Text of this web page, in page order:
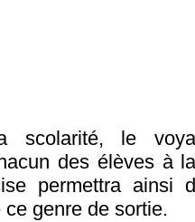
scolarité, le
des élèves à
permettra ainsi
genre de sortie.